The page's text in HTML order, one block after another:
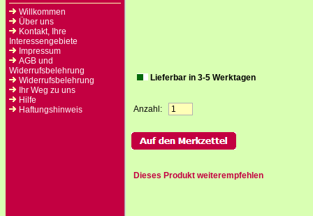
Willkommen
Über uns
Kontakt, Ihre
Interessengebiete
Impressum
AGB und
Widerrufsbelehrung
Widerrufsbelehrung
Ihr Weg zu uns
Hilfe
Haftungshinweis
Lieferbar in 3-5 Werktagen
Anzahl:
Dieses Produkt weiterempfehlen